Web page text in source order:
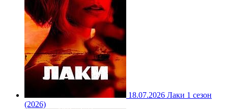
18.07.2026 Лаки 1 сезон
(2026)